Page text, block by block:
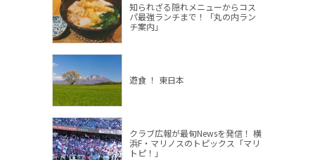
知られざる隠れメニューからコス
パ最強ランチまで！「丸の内ラン
チ案内」
遊食 ！ 東日本
クラブ広報が最旬Newsを発信！ 横
浜F・マリノスのトピックス「マリ
トピ！」